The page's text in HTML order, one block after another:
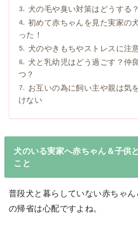
犬の毛や臭い対策はどうする？
初めて赤ちゃんを見た実家の
った！
犬のやきもちやストレスに注
犬と乳幼児はどう過ごす？仲
つ？
お互いの為に飼い主や親は気
けない
犬のいる実家へ赤ちゃん＆子供
こと
普段犬と暮らしていない赤ちゃ
の帰省は心配ですよね。